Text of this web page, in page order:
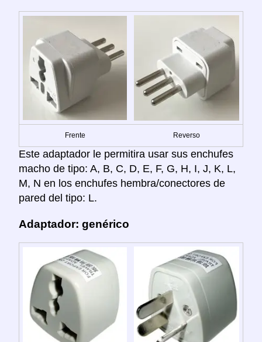
Frente Reverso
Este adaptador le permitira usar sus enchufes
macho de tipo: A, B, C, D, E, F, G, H, I, J, K, L,
M, N en los enchufes hembra/conectores de
pared del tipo: L.
Adaptador: genérico